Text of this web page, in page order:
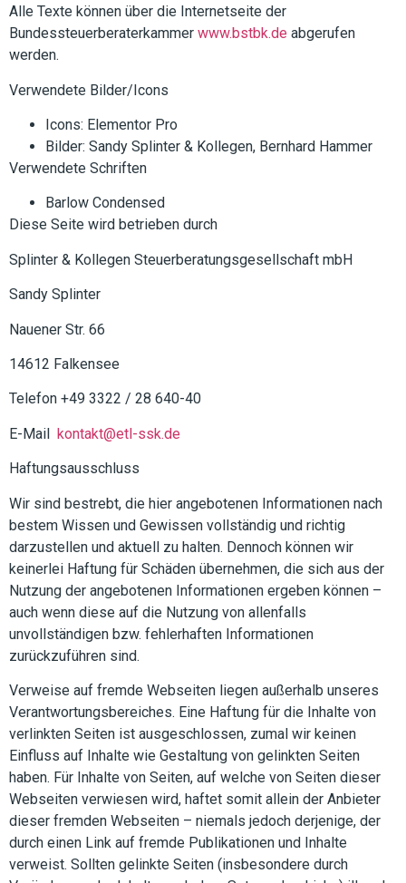
Alle Texte können über die Internetseite der
Bundessteuerberaterkammer www.bstbk.de abgerufen
werden.
Verwendete Bilder/Icons
Icons: Elementor Pro
Bilder: Sandy Splinter & Kollegen, Bernhard Hammer
Verwendete Schriften
Barlow Condensed
Diese Seite wird betrieben durch
Splinter & Kollegen Steuerberatungsgesellschaft mbH
Sandy Splinter
Nauener Str. 66
14612 Falkensee
Telefon +49 3322 / 28 640-40
E-Mail kontakt@etl-ssk.de
Haftungsausschluss
Wir sind bestrebt, die hier angebotenen Informationen nach
bestem Wissen und Gewissen vollständig und richtig
darzustellen und aktuell zu halten. Dennoch können wir
keinerlei Haftung für Schäden übernehmen, die sich aus der
Nutzung der angebotenen Informationen ergeben können –
auch wenn diese auf die Nutzung von allenfalls
unvollständigen bzw. fehlerhaften Informationen
zurückzuführen sind.
Verweise auf fremde Webseiten liegen außerhalb unseres
Verantwortungsbereiches. Eine Haftung für die Inhalte von
verlinkten Seiten ist ausgeschlossen, zumal wir keinen
Einfluss auf Inhalte wie Gestaltung von gelinkten Seiten
haben. Für Inhalte von Seiten, auf welche von Seiten dieser
Webseiten verwiesen wird, haftet somit allein der Anbieter
dieser fremden Webseiten – niemals jedoch derjenige, der
durch einen Link auf fremde Publikationen und Inhalte
verweist. Sollten gelinkte Seiten (insbesondere durch